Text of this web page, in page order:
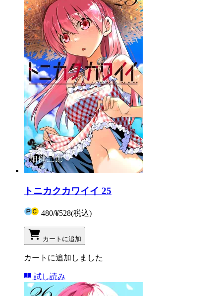
トニカクカワイイ 25
480/¥528(税込)
カートに追加
カートに追加しました
試し読み